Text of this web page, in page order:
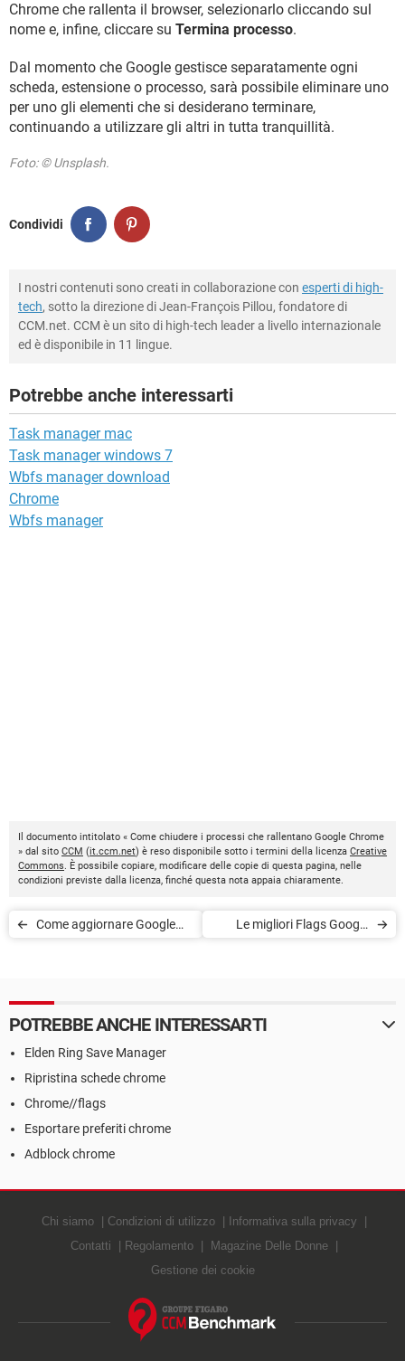
Chrome che rallenta il browser, selezionarlo cliccando sul
nome e, infine, cliccare su Termina processo.
Dal momento che Google gestisce separatamente ogni
scheda, estensione o processo, sarà possibile eliminare uno
per uno gli elementi che si desiderano terminare,
continuando a utilizzare gli altri in tutta tranquillità.
Foto: © Unsplash.
Condividi
I nostri contenuti sono creati in collaborazione con esperti di high-
tech, sotto la direzione di Jean-François Pillou, fondatore di
CCM.net. CCM è un sito di high-tech leader a livello internazionale
ed è disponibile in 11 lingue.
Potrebbe anche interessarti
Task manager mac
Task manager windows 7
Wbfs manager download
Chrome
Wbfs manager
Il documento intitolato « Come chiudere i processi che rallentano Google Chrome
» dal sito CCM (it.ccm.net) è reso disponibile sotto i termini della licenza Creative
Commons. È possibile copiare, modificare delle copie di questa pagina, nelle
condizioni previste dalla licenza, finché questa nota appaia chiaramente.
Come aggiornare Google
Le migliori Flags Google
POTREBBE ANCHE INTERESSARTI
Elden Ring Save Manager
Ripristina schede chrome
Chrome//flags
Esportare preferiti chrome
Adblock chrome
Chi siamo Condizioni di utilizzo
Informativa sulla privacy
Contatti
Regolamento
Magazine Delle Donne
Gestione dei cookie